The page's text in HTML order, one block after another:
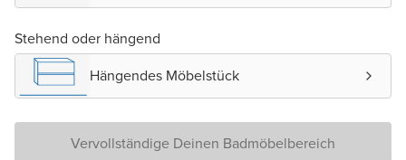
Stehend oder hängend
Hängendes Möbelstück
Vervollständige Deinen Badmöbelbereich